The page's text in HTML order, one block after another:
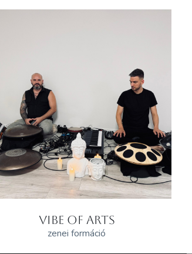
VIBE OF ARTS
zenei formáció